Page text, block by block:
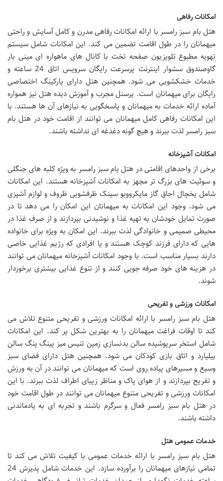
امکانات رفاهی
هتل بام سبز رامسر با ارائه امکانات رفاهی مدرن و کامل آسایش و راحتی
میهمانان را در طول اقامت تضمین می کند. این امکانات شامل سیستم
تهویه مطبوع تلویزیون صفحه تخت با کانال های ماهواره ای مینی بار
گاوصندوق سشوار اینترنت پرسرعت رایگان سرویس اتاق 24 ساعته و
خدمات خشکشویی می شود. همچنین هتل دارای پارکینگ اختصاصی
رایگان برای میهمانان است. پرسنل مجرب و آموزش دیده هتل نیز همواره
آماده ارائه خدمات به میهمانان و پاسخگویی به نیازهای آن ها هستند. با
این امکانات رفاهی کامل میهمانان می توانند از اقامت خود در هتل بام
سبز رامسر لذت ببرند و هیچ گونه دغدغه ای نداشته باشند.
امکانات آشپزخانه
برخی از واحدهای اقامتی در هتل بام سبز رامسر به ویژه کلبه های جنگلی
و سوئیت های بزرگ تر مجهز به امکانات آشپزخانه هستند. این امکانات
شامل یخچال اجاق گاز مایکروویو سینک ظرفشویی ظروف و لوازم آشپزی
می شود. وجود این امکانات به میهمانان این امکان را می دهد تا در
صورت تمایل خودشان به تهیه غذا و نوشیدنی بپردازند و از صرف غذا در
محیطی صمیمی و خانوادگی لذت ببرند. این امکان به ویژه برای خانواده
هایی که دارای فرزند کوچک هستند و یا افرادی که رژیم غذایی خاصی
دارند بسیار مناسب است. با وجود امکانات آشپزخانه میهمانان می توانند
در هزینه های خود صرفه جویی کنند و از تنوع غذایی بیشتری برخوردار
شوند.
امکانات ورزشی و تفریحی
هتل بام سبز رامسر با ارائه امکانات ورزشی و تفریحی متنوع تلاش می
کند تا اوقات فراغت میهمانان را به بهترین شکل پر کند. این امکانات
شامل استخر سرپوشیده سالن بدنسازی زمین تنیس میز پینگ پنگ سالن
بیلیارد و اتاق بازی کودکان می شود. همچنین هتل دارای فضای سبز
وسیع و مسیرهای پیاده روی است که میهمانان می توانند در آن به ورزش
و تفریح بپردازند و از هوای پاک و مناظر زیبای اطراف لذت ببرند. با این
امکانات ورزشی و تفریحی متنوع میهمانان می توانند در طول اقامت خود
در هتل بام سبز رامسر فعال و سرگرم باشند و تجربه ای به یادماندنی
داشته باشند.
خدمات عمومی هتل
هتل بام سبز رامسر با ارائه خدمات عمومی با کیفیت تلاش می کند تا
تمامی نیازهای میهمانان را برآورده سازد. این خدمات شامل پذیرش 24